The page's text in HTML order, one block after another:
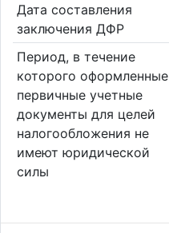
Дата составления
заключения ДФР
Период, в течение
которого оформленные
первичные учетные
документы для целей
налогообложения не
имеют юридической
силы